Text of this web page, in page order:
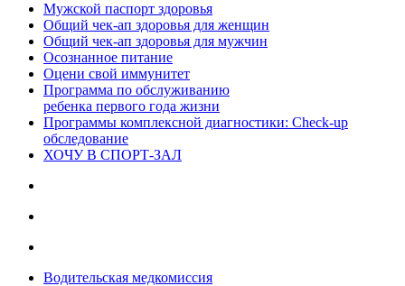
Мужской паспорт здоровья
Общий чек-ап здоровья для женщин
Общий чек-ап здоровья для мужчин
Осознанное питание
Оцени свой иммунитет
Программа по обслуживанию
ребенка первого года жизни
Программы комплексной диагностики: Check-up
обследование
ХОЧУ В CПОРТ-ЗАЛ
Водительская медкомиссия